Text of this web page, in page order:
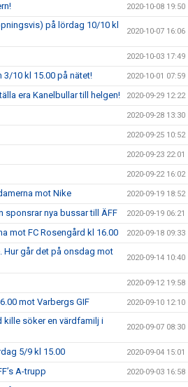
2020-10-08 19:50
på lördag 10/10 kl
2020-10-07 16:06
2020-10-03 17:49
10 kl 15.00 på nätet! 2020-10-01 07:59
era Kanelbullar till helgen! 2020-09-29 12:22
2020-09-28 13:30
2020-09-25 10:52
2020-09-23 22:01
2020-09-22 16:02
mot Nike 2020-09-19 18:52
sponsrar nya bussar till ÄFF 2020-09-19 06:21
mot FC Rosengård kl 16.00 2020-09-18 09:33
Hur går det på onsdag mot
2020-09-14 10:40
2020-09-12 19:58
mot Varbergs GIF 2020-09-10 12:10
kille söker en värdfamilj i
2020-09-07 08:30
5/9 kl 15.00 2020-09-04 15:01
A-trupp 2020-09-03 16:58